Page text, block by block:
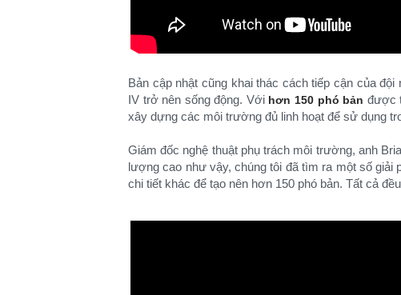
Bản cập nhật cũng khai thác cách tiếp cận của
IV trở nên sống động. Với hơn 150 phó bản được
xây dựng các môi trường đủ linh hoạt để sử dụng
Giám đốc nghệ thuật phụ trách môi trường, anh
lượng cao như vậy, chúng tôi đã tìm ra một số
chi tiết khác để tạo nên hơn 150 phó bản. Tất cả